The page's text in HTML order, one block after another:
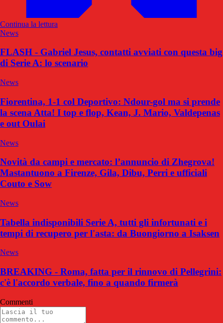
Continua la lettura
News
FLASH - Gabriel Jesus, contatti avviati con questa big
di Serie A: lo scenario
News
Fiorentina, 1-1 col Deportivo: Ndour-gol ma si prende
la scena Atta! I top e flop, Kean, J. Mario, Valdepenas
e out Oulai
News
Novità da campi e mercato: l’annuncio di Zhegrova!
Mastantuono a Firenze, Gila, Dibu, Perri e ufficiali
Couto e Sow
News
Tabella indisponibili Serie A, tutti gli infortunati e i
tempi di recupero per l'asta: da Buongiorno a Isaksen
News
BREAKING - Roma, fatta per il rinnovo di Pellegrini:
c'è l'accordo verbale, fino a quando firmerà
Commenti